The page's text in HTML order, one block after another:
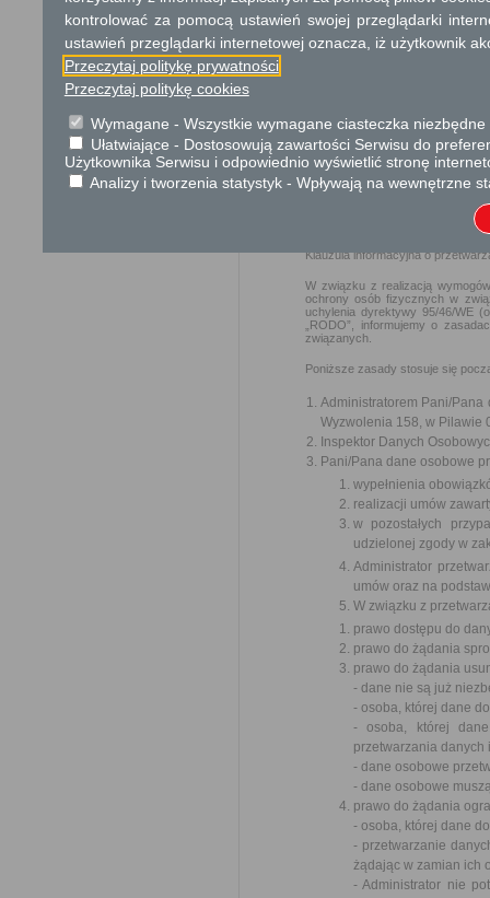
Pierwsza rata podlega
następne raty wraz z
Koszty przeniesienia
Ustawa z dnia 21 sierpnia
Ustawa z dnia 11 marca
Ustawa z dnia 23 kwietnia
Klauzula informacyjna o
W związku z realizacją
ochrony osób fizycznych w
uchylenia dyrektywy 95/46/WE
„RODO”, informujemy o
związanych.
Poniższe zasady stosuje się
Administratorem Pani/
Wyzwolenia 158, w Pilawie
Inspektor Danych
Pani/Pana dane osobowe
wypełnienia
realizacji umów
w pozostałych
udzielonej zgody w
Administrator
umów oraz na
W związku z
prawo dostępu do
prawo do żądania
prawo do żądania
- dane nie są już
- osoba, której dane
- osoba, której
przetwarzania
- dane osobowe
- dane osobowe
prawo do żądania
- osoba, której dane
- przetwarzanie
żądając w zamian ich
- Administrator nie
kontrolować za pomocą ustawień swojej przeglądarki
ustawień przeglądarki internetowej oznacza, iż użytkownik
Przeczytaj politykę prywatności
Przeczytaj politykę cookies
Wymagane - Wszystkie wymagane ciasteczka
Ułatwiające - Dostosowują zawartości Serwisu do
Użytkownika Serwisu i odpowiednio wyświetlić stronę
Analizy i tworzenia statystyk - Wpływają na wewnętrzne